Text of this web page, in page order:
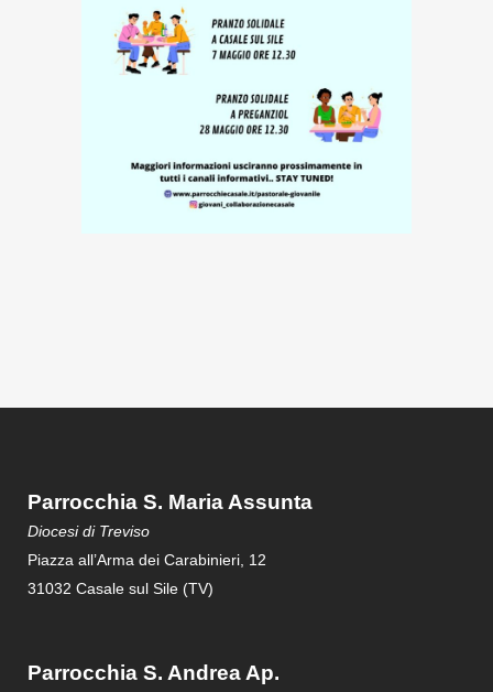
Parrocchia S. Maria Assunta
Diocesi di Treviso
Piazza all’Arma dei Carabinieri, 12
31032 Casale sul Sile (TV)
Parrocchia S. Andrea Ap.